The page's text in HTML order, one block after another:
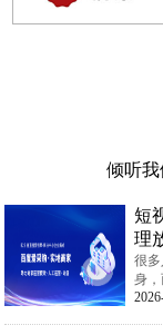
倾听
短
理
很
身，